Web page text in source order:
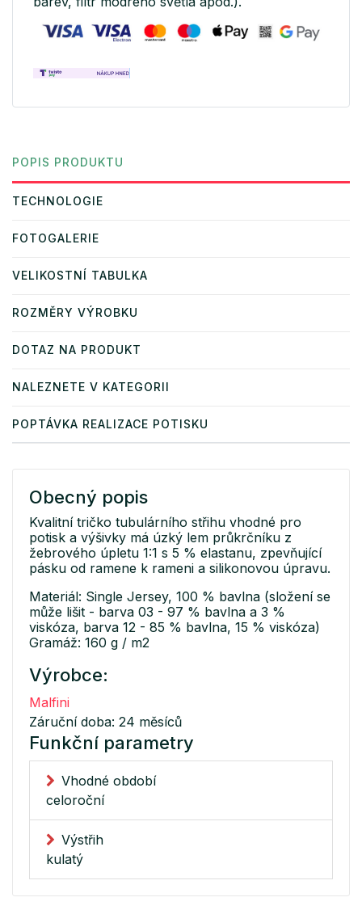
POPIS PRODUKTU
TECHNOLOGIE
FOTOGALERIE
VELIKOSTNÍ TABULKA
ROZMĚRY VÝROBKU
DOTAZ NA PRODUKT
NALEZNETE V KATEGORII
POPTÁVKA REALIZACE POTISKU
Obecný popis
Kvalitní tričko tubulárního střihu vhodné pro
potisk a výšivky má úzký lem průkrčníku z
žebrového úpletu 1:1 s 5 % elastanu, zpevňující
pásku od ramene k rameni a silikonovou úpravu.
Materiál: Single Jersey, 100 % bavlna (složení se
může lišit - barva 03 - 97 % bavlna a 3 %
viskóza, barva 12 - 85 % bavlna, 15 % viskóza)
Gramáž: 160 g / m2
Výrobce:
Malfini
Záruční doba: 24 měsíců
Funkční parametry
Vhodné období
celoroční
Výstřih
kulatý